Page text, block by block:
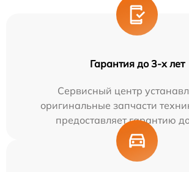
Гарантия до 3-х лет
Сервисный центр
оригинальные запчасти
предоставляет гарантию